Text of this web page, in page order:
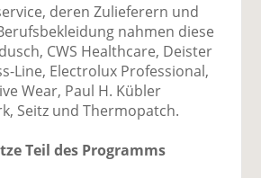
deren Zulieferern und
nahmen diese
CWS Healthcare, Deister
Line, Electrolux Professional,
Wear, Paul H. Kübler
Seitz und Thermopatch.
Teil des Programms